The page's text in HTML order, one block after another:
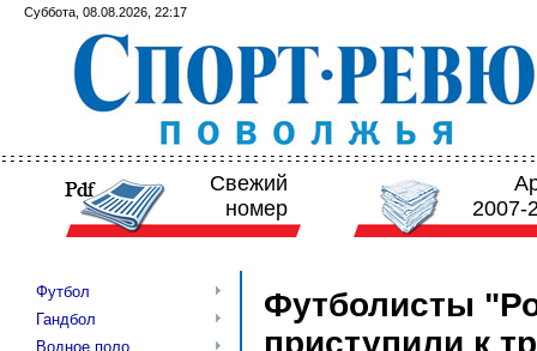
Суббота, 08.08.2026, 22:17
Свежий
номер
2007-
Футбол
Гандбол
Водное поло
Футболисты
приступили к